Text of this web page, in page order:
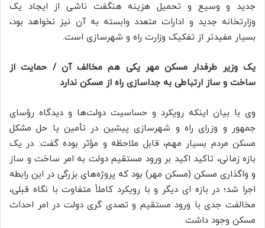
جدید و وسیع و تحمیل هزینه هنگفت ناشی از ایجاد یک
وزارتخانه جدید و ادارات متعدد وابسته به آن نیز نخواهد بود،
بسیار مفیدتر از تفکیک وزارت راه و شهرسازی است.
یک وزیر طرفدار مسکن مهر یکی هم مخالف آن / ‬حمایت از
ساخت و ساز ارتباطی به جداسازی راه از مسکن ندارد
وی با بیان اینکه رویکرد و حساسیت دولت‌ها و دیدگاه رؤسای
جمهور و وزرای راه و شهرسازی پیشین در تأمین یا حل مشکل
مسکن مردم بسیار مهم، قابل ملاحظه و مؤثر بوده گفت: در یک
بازه زمانی، تاکید اکید بر ورود مستقیم دولت به امر ساخت و ساز
و واگذاری مسکن (مسکن مهر) بود که پروژه‌های بزرگی در این رابطه
اجرا شد؛ در بازه ای دیگر و با رویکرد کاملاً متفاوت با نگاه قبلی،
مخالفت جدی با ورود مستقیم و تصدی گری دولت در امر احداث
مسکن وجود داشت.